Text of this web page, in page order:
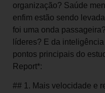
organização? Saúde
enfim estão sendo
foi uma onda
líderes? E da
pontos principais do
Report*:
## 1. Mais velocidade e